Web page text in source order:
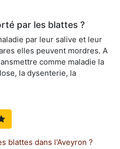
par les blattes ?
par leur salive et leur
elles peuvent mordres. A
comme maladie la
la dysenterie, la
blattes dans l'Aveyron ?